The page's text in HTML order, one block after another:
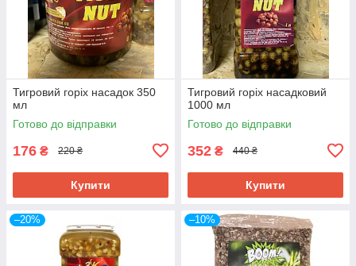
Тигровий горіх насадок 350
мл
Готово до відправки
176 ₴ 220 ₴
Купити
Тигровий горіх насадковий
1000 мл
Готово до відправки
352 ₴ 440 ₴
Купити
–20% –10%